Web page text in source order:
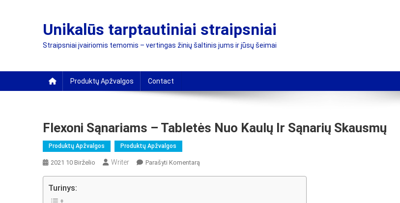
Unikalūs tarptautiniai straipsniai
Straipsniai įvairiomis temomis – vertingas žinių šaltinis jums ir jūsų šeimai
Produktų Apžvalgos Contact
Flexoni Sąnariams – Tabletės Nuo Kaulų Ir Sąnarių Skausmų
Produktų Apžvalgos Produktų Apžvalgos
2021 10 Birželio Writer Parašyti Komentarą
Turinys: